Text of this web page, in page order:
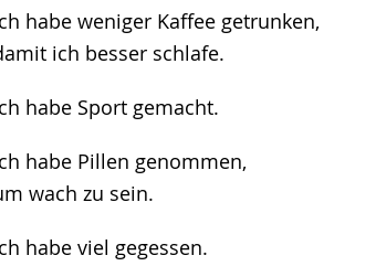
habe weniger Kaffee getrunken,
ich besser schlafe.
habe Sport gemacht.
habe Pillen genommen,
wach zu sein.
habe viel gegessen.